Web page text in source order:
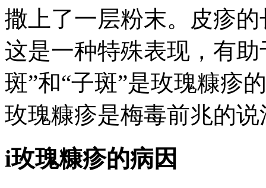
撒上了一层粉末。皮疹
这是一种特殊表现，有
斑”和“子斑”是玫瑰糠疹
玫瑰糠疹是梅毒前兆的
i玫瑰糠疹的病因